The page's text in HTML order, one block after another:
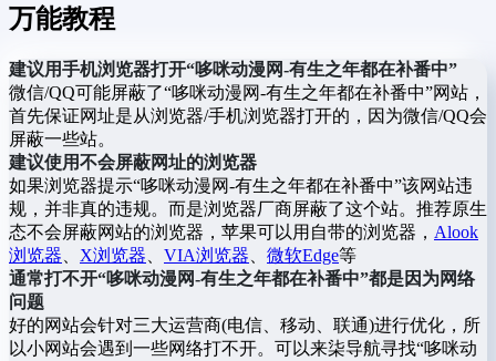
万能教程
建议用手机浏览器打开“哆咪动漫网-有生之年都在补番中”
微信/QQ可能屏蔽了“哆咪动漫网-有生之年都在补番中”网站，
首先保证网址是从浏览器/手机浏览器打开的，因为微信/QQ会
屏蔽一些站。
建议使用不会屏蔽网址的浏览器
如果浏览器提示“哆咪动漫网-有生之年都在补番中”该网站违
规，并非真的违规。而是浏览器厂商屏蔽了这个站。推荐原生
态不会屏蔽网站的浏览器，苹果可以用自带的浏览器， Alook
浏览器
X浏览器 VIA浏览器 微软Edge等
通常打不开“哆咪动漫网-有生之年都在补番中”都是因为网络
问题
好的网站会针对三大运营商(电信、移动、联通)进行优化，所
以小网站会遇到一些网络打不开。可以来柒导航寻找“哆咪动